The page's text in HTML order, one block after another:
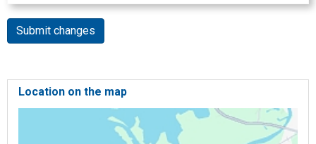
Submit changes
Location on the map